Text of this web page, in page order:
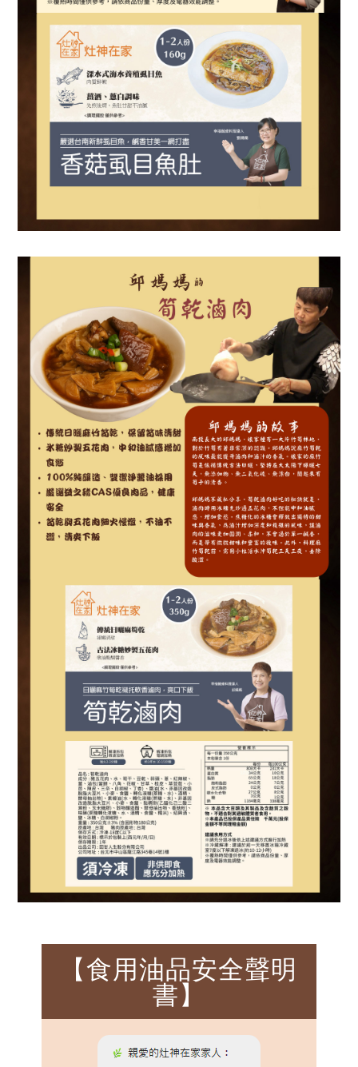
【食用油品安全聲明
書】